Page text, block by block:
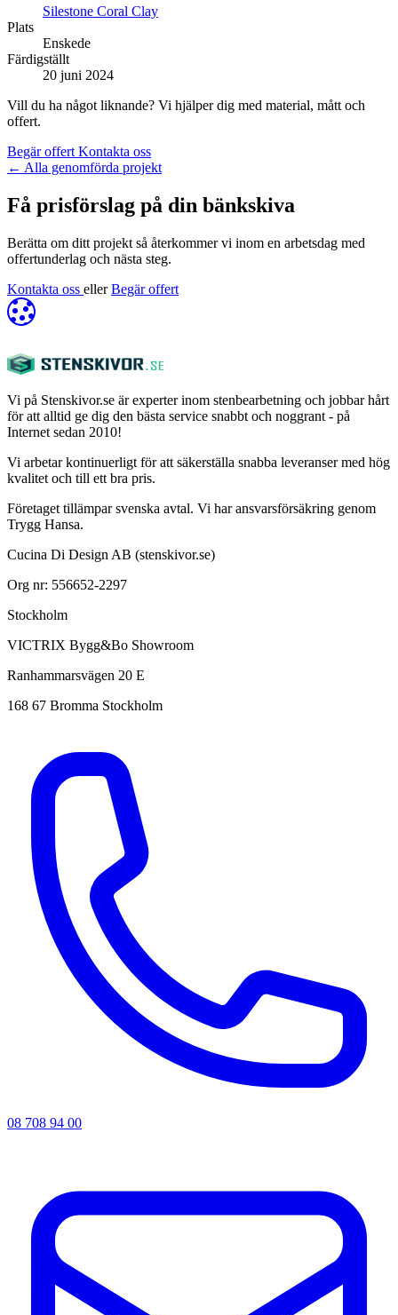
Silestone Coral Clay
Plats
Enskede
Färdigställt
20 juni 2024
Vill du ha något liknande? Vi hjälper dig med material, mått och
offert.
Begär offert Kontakta oss
← Alla genomförda projekt
Få prisförslag på din bänkskiva
Berätta om ditt projekt så återkommer vi inom en arbetsdag med
offertunderlag och nästa steg.
Kontakta oss eller Begär offert
Vi på Stenskivor.se är experter inom stenbearbetning och jobbar hårt
för att alltid ge dig den bästa service snabbt och noggrant - på
Internet sedan 2010!
Vi arbetar kontinuerligt för att säkerställa snabba leveranser med hög
kvalitet och till ett bra pris.
Företaget tillämpar svenska avtal. Vi har ansvarsförsäkring genom
Trygg Hansa.
Cucina Di Design AB (stenskivor.se)
Org nr: 556652-2297
Stockholm
VICTRIX Bygg&Bo Showroom
Ranhammarsvägen 20 E
168 67 Bromma Stockholm
08 708 94 00